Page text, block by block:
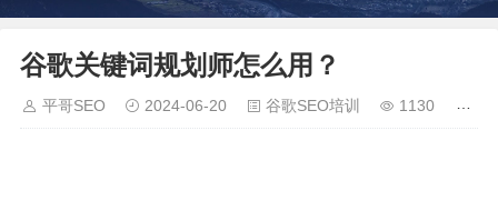
谷歌关键词规划师怎么用？
平哥SEO 2024-06-20 谷歌SEO培训 1130